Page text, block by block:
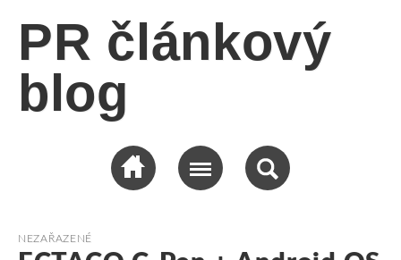
PR článkový
blog
NEZAŘAZENÉ